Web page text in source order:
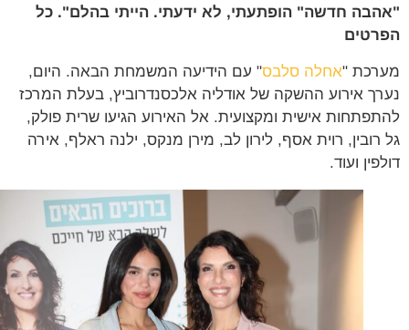
חדשה" הופתעתי, לא ידעתי. הייתי בהלם". כל
"אחלה סלבס" עם הידיעה המשמחת הבאה. היום,
אירוע ההשקה של אודליה אלכסנדרוביץ, בעלת המרכז
אישית ומקצועית. אל האירוע הגיעו שרית פולק,
רוית אסף, לירון לב, מירן מנקס, ילנה ראלף, אירה
ועוד.